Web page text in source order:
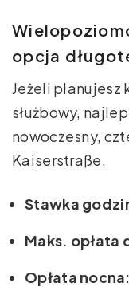
opcja
Jeżeli planujesz
służbowy,
nowoczesny,
Kaiserstraße.
Stawka
Maks. opłata
Opłata nocna